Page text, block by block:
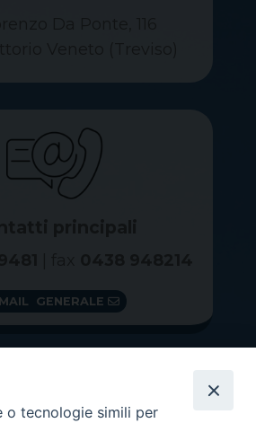
GENERALE
o tecnologie simili per